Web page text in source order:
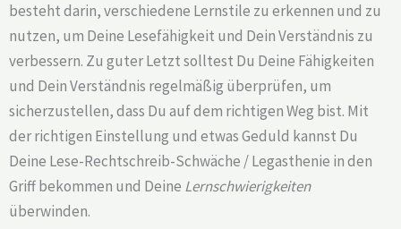
besteht darin, verschiedene Lernstile zu erkennen und zu
nutzen, um Deine Lesefähigkeit und Dein Verständnis zu
verbessern. Zu guter Letzt solltest Du Deine Fähigkeiten
und Dein Verständnis regelmäßig überprüfen, um
sicherzustellen, dass Du auf dem richtigen Weg bist. Mit
der richtigen Einstellung und etwas Geduld kannst Du
Deine Lese-Rechtschreib-Schwäche / Legasthenie in den
Griff bekommen und Deine Lernschwierigkeiten
überwinden.